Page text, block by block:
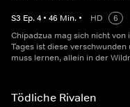
S3 Ep.4 • 46 Min. • HD
6
Chipadzua mag sich nicht
Tages ist diese
muss lernen, allein in der
Tödliche Rivalen